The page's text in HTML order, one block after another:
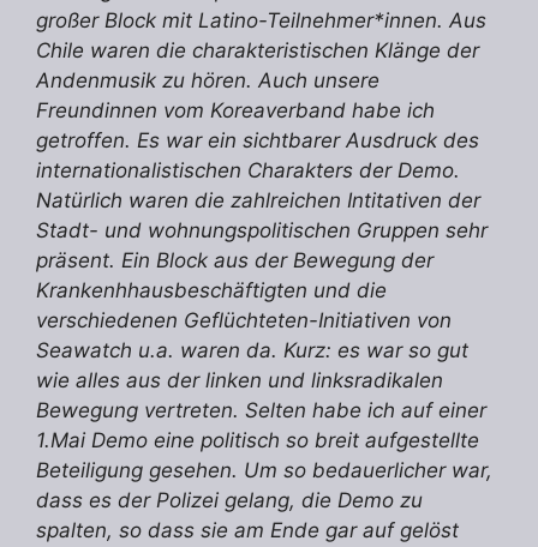
großer Block mit Latino-Teilnehmer*innen. Aus
Chile waren die charakteristischen Klänge der
Andenmusik zu hören. Auch unsere
Freundinnen vom Koreaverband habe ich
getroffen. Es war ein sichtbarer Ausdruck des
internationalistischen Charakters der Demo.
Natürlich waren die zahlreichen Intitativen der
Stadt- und wohnungspolitischen Gruppen sehr
präsent. Ein Block aus der Bewegung der
Krankenhhausbeschäftigten und die
verschiedenen Geflüchteten-Initiativen von
Seawatch u.a. waren da. Kurz: es war so gut
wie alles aus der linken und linksradikalen
Bewegung vertreten. Selten habe ich auf einer
1.Mai Demo eine politisch so breit aufgestellte
Beteiligung gesehen. Um so bedauerlicher war,
dass es der Polizei gelang, die Demo zu
spalten, so dass sie am Ende gar auf gelöst